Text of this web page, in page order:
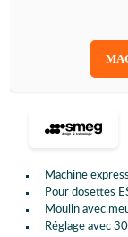
Machine
Pour dosettes
Moulin avec
Réglage avec